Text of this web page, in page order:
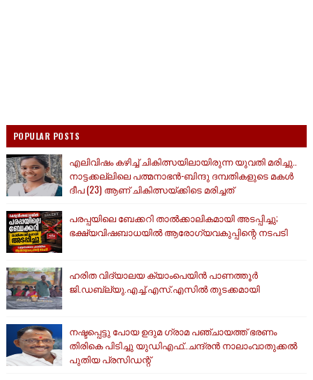
POPULAR POSTS
എലിവിഷം കഴിച്ച് ചികിത്സയിലായിരുന്ന യുവതി മരിച്ചു..
നാട്ടക്കല്ലിലെ പത്മനാഭൻ-ബിന്ദു ദമ്പതികളുടെ മകൾ
ദീപ (23) ആണ് ചികിത്സയ്ക്കിടെ മരിച്ചത്
പരപ്പയിലെ ബേക്കറി താൽക്കാലികമായി അടപ്പിച്ചു;
ഭക്ഷ്യവിഷബാധയിൽ ആരോഗ്യവകുപ്പിന്റെ നടപടി
ഹരിത വിദ്യാലയ ക്യാംപെയിൻ പാണത്തൂർ
ജി.ഡബ്ല്യു.എച്ച്.എസ്.എസിൽ തുടക്കമായി
നഷ്ടപ്പെട്ടു പോയ ഉദുമ ഗ്രാമ പഞ്ചായത്ത് ഭരണം
തിരികെ പിടിച്ചു യുഡിഎഫ്..ചന്ദ്രൻ നാലാംവാതുക്കൽ
പുതിയ പ്രസിഡന്റ്